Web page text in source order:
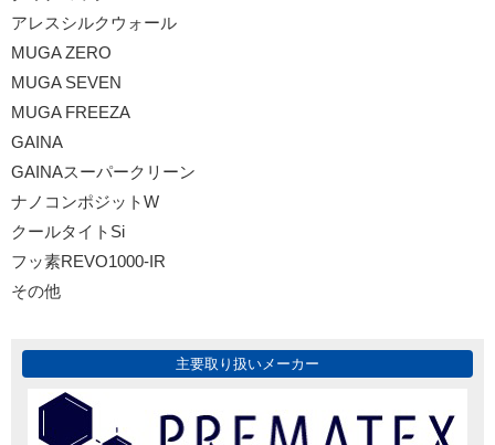
アレスシルクウォール
MUGA ZERO
MUGA SEVEN
MUGA FREEZA
GAINA
GAINAスーパークリーン
ナノコンポジットW
クールタイトSi
フッ素REVO1000-IR
その他
主要取り扱いメーカー